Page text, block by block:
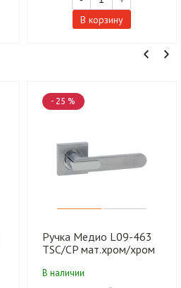
В корзину
- 25 %
Ручка Медио L09-463
TSC/CP мат.хром/хром
В наличии